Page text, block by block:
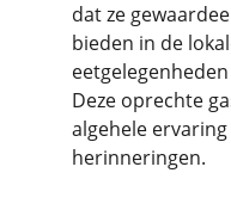
dat ze
bieden in de
Deze oprechte
algehele
herinneringen.